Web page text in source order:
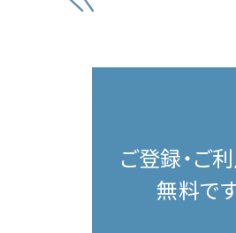
ご登録・ご
無料で